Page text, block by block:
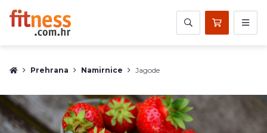
Prehrana Namirnice Jagode